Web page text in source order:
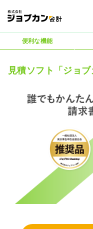
見積ソフト「ジョ
便利な機能